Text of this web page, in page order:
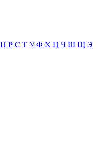
П Р С Т У Ф Х Ц Ч Ш Щ Э